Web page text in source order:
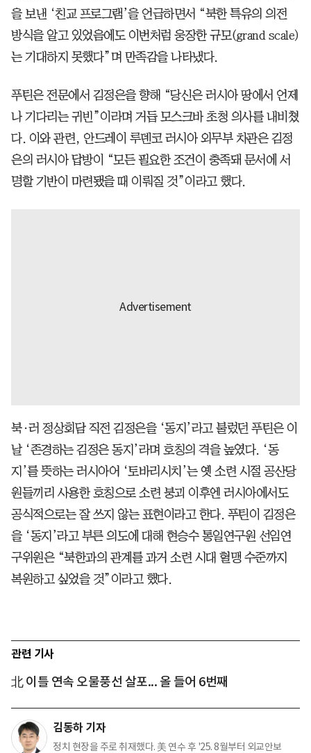
을 보낸 ‘친교 프로그램’을 언급하면서 “북한 특유의 의전
방식을 알고 있었음에도 이번처럼 웅장한 규모(grand scale)
는 기대하지 못했다”며 만족감을 나타냈다.
푸틴은 전문에서 김정은을 향해 “당신은 러시아 땅에서 언제
나 기다리는 귀빈”이라며 거듭 모스크바 초청 의사를 내비쳤
다. 이와 관련, 안드레이 루덴코 러시아 외무부 차관은 김정
은의 러시아 답방이 “모든 필요한 조건이 충족돼 문서에 서
명할 기반이 마련됐을 때 이뤄질 것”이라고 했다.
북·러 정상회담 직전 김정은을 ‘동지’라고 불렀던 푸틴은 이
날 ‘존경하는 김정은 동지’라며 호칭의 격을 높였다. ‘동
지’를 뜻하는 러시아어 ‘토바리시치’는 옛 소련 시절 공산당
원들끼리 사용한 호칭으로 소련 붕괴 이후엔 러시아에서도
공식적으로는 잘 쓰지 않는 표현이라고 한다. 푸틴이 김정은
을 ‘동지’라고 부른 의도에 대해 현승수 통일연구원 선임연
구위원은 “북한과의 관계를 과거 소련 시대 혈맹 수준까지
복원하고 싶었을 것”이라고 했다.
관련 기사
北 이틀 연속 오물풍선 살포... 올 들어 6번째
김동하 기자
정치 현장을 주로 취재했다. 美 연수 후 '25. 8월부터 외교안보